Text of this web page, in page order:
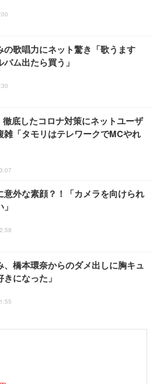
の歌唱力にネット驚き「歌うます
ム出たら買う」
徹底したコロナ対策にネットユーザ
雑「タモリはテレワークでMCやれ
意外な素顔？！「カメラを向けられ
、橋本環奈からのダメ出しに胸キュ
になった」